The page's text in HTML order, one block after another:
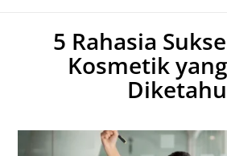
5 Rahasia
Kosmetik